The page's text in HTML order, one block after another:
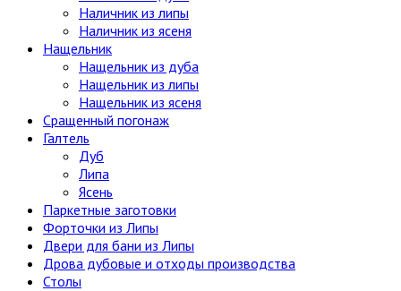
Наличник из липы
Наличник из ясеня
Нащельник
Нащельник из дуба
Нащельник из липы
Нащельник из ясеня
Сращенный погонаж
Галтель
Дуб
Липа
Ясень
Паркетные заготовки
Форточки из Липы
Двери для бани из Липы
Дрова дубовые и отходы производства
Столы